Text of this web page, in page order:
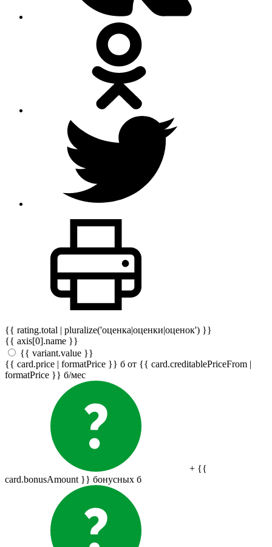
{{ rating.total | pluralize('оценка|оценки|оценок') }}
{{ axis[0].name }}
{{ variant.value }}
{{ card.price | formatPrice }} б от {{ card.creditablePriceFrom |
formatPrice }} б/мес
+ {{
card.bonusAmount }} бонусных б